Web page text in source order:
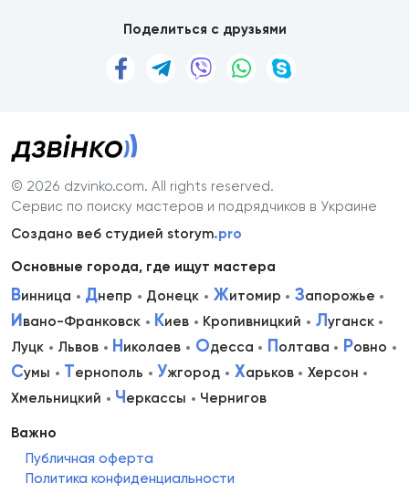
Поделиться с друзьями
© 2026 dzvinko.com. All rights reserved.
Сервис по поиску мастеров и подрядчиков в Украине
Создано веб студией storym.pro
Основные города, где ищут мастера
Винница Днепр Донецк Житомир Запорожье
Ивано-Франковск Киев Кропивницкий Луганск
Луцк
Львов Николаев Одесса Полтава Ровно
Сумы Тернополь Ужгород Харьков
Херсон
Хмельницкий
Черкассы Чернигов
Важно
Публичная оферта
Политика конфиденциальности